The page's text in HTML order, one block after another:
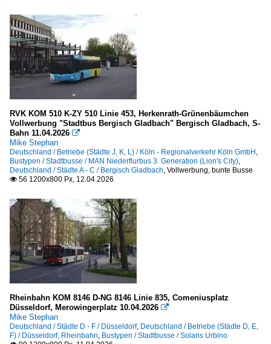
RVK KOM 510 K-ZY 510 Linie 453, Herkenrath-Grünenbäumchen
Vollwerbung "Stadtbus Bergisch Gladbach" Bergisch Gladbach, S-
Bahn 11.04.2026 
Mike Stephan
Deutschland / Betriebe (Städte J, K, L) / Köln - Regionalverkehr Köln GmbH ,
Bustypen / Stadtbusse / MAN Niederflurbus 3. Generation (Lion's City),
Deutschland / Städte A - C / Bergisch Gladbach, Vollwerbung, bunte Busse
 56 1200x800 Px, 12.04.2026
Rheinbahn KOM 8146 D-NG 8146 Linie 835, Comeniusplatz
Düsseldorf, Merowingerplatz 10.04.2026 
Mike Stephan
Deutschland / Städte D - F / Düsseldorf, Deutschland / Betriebe (Städte D, E,
F) / Düsseldorf, Rheinbahn, Bustypen / Stadtbusse / Solaris Urbino